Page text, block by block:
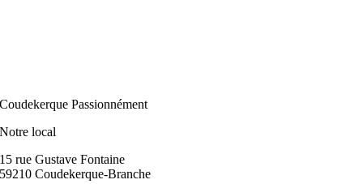
Coudekerque Passionnément
Notre local
15 rue Gustave Fontaine
59210 Coudekerque-Branche